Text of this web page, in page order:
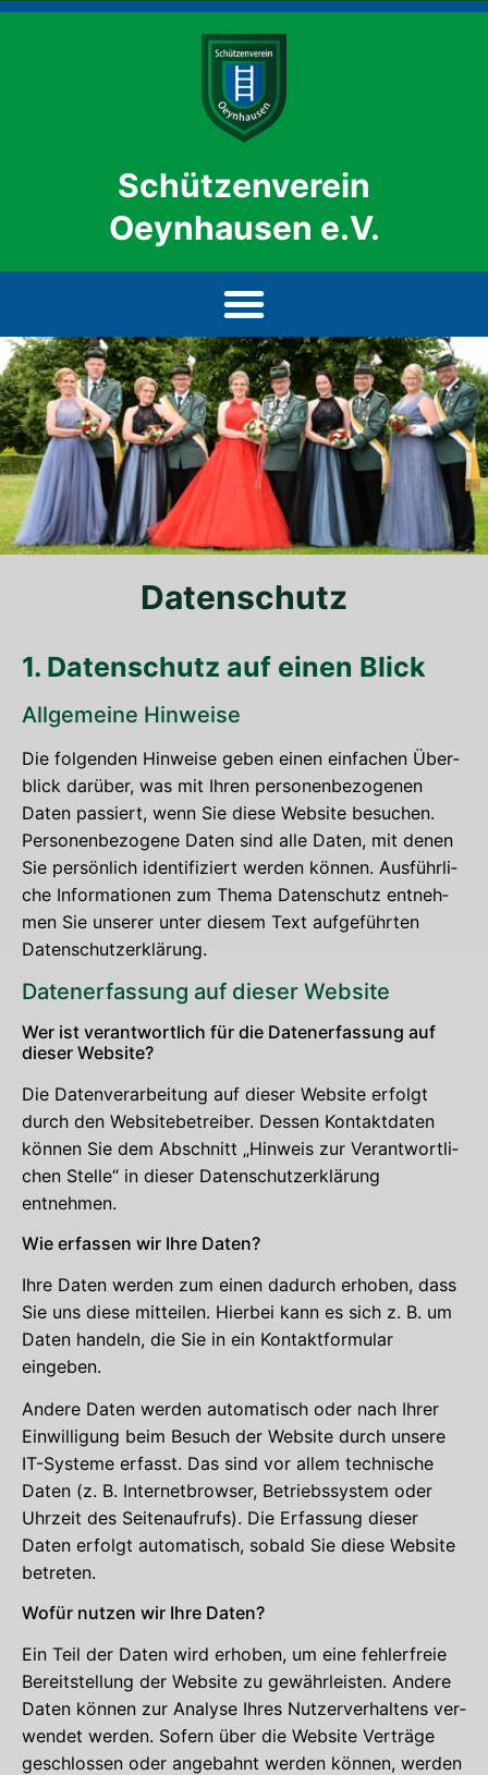
Schützenverein
Oeynhausen e.V.
Daten­schutz
1. Daten­schutz auf einen Blick
All­ge­mei­ne Hinweise
Die fol­gen­den Hin­wei­se geben einen ein­fa­chen Über­
blick dar­über, was mit Ihren per­so­nen­be­zo­ge­nen
Daten pas­siert, wenn Sie die­se Web­site besu­chen.
Per­so­nen­be­zo­ge­ne Daten sind alle Daten, mit denen
Sie per­sön­lich iden­ti­fi­ziert wer­den kön­nen. Aus­führ­li­
che Infor­ma­tio­nen zum The­ma Daten­schutz ent­neh­
men Sie unse­rer unter die­sem Text auf­ge­führ­ten
Datenschutzerklärung.
Daten­er­fas­sung auf die­ser Website
Wer ist ver­ant­wort­lich für die Daten­er­fas­sung auf
die­ser Website?
Die Daten­ver­ar­bei­tung auf die­ser Web­site erfolgt
durch den Web­site­be­trei­ber. Des­sen Kon­takt­da­ten
kön­nen Sie dem Abschnitt „Hin­weis zur Ver­ant­wort­li­
chen Stel­le“ in die­ser Daten­schutz­er­klä­rung
entnehmen.
Wie erfas­sen wir Ihre Daten?
Ihre Daten wer­den zum einen dadurch erho­ben, dass
Sie uns die­se mit­tei­len. Hier­bei kann es sich z. B. um
Daten han­deln, die Sie in ein Kon­takt­for­mu­lar
eingeben.
Ande­re Daten wer­den auto­ma­tisch oder nach Ihrer
Ein­wil­li­gung beim Besuch der Web­site durch unse­re
IT-Sys­te­me erfasst. Das sind vor allem tech­ni­sche
Daten (z. B. Inter­net­brow­ser, Betriebs­sys­tem oder
Uhr­zeit des Sei­ten­auf­rufs). Die Erfas­sung die­ser
Daten erfolgt auto­ma­tisch, sobald Sie die­se Web­site
betreten.
Wofür nut­zen wir Ihre Daten?
Ein Teil der Daten wird erho­ben, um eine feh­ler­freie
Bereit­stel­lung der Web­site zu gewähr­leis­ten. Ande­re
Daten kön­nen zur Ana­ly­se Ihres Nut­zer­ver­hal­tens ver­
wen­det wer­den. Sofern über die Web­site Ver­trä­ge
geschlos­sen oder ange­bahnt wer­den kön­nen, wer­den